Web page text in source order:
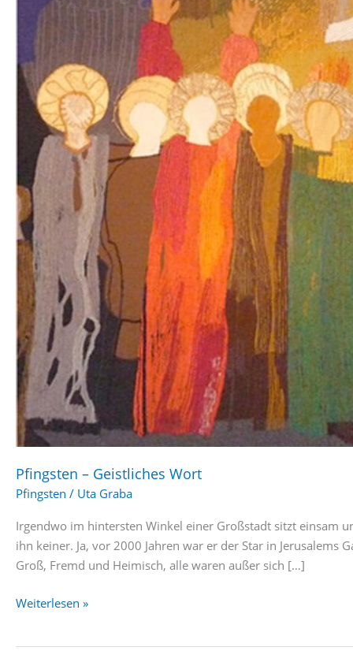
Pfingsten – Geistliches Wort
Pfingsten / Uta Graba
Irgendwo im hintersten Winkel einer Großstadt sitzt einsam
ihn keiner. Ja, vor 2000 Jahren war er der Star in Jerusalems
Groß, Fremd und Heimisch, alle waren außer sich […]
Pfingsten
Weiterlesen »